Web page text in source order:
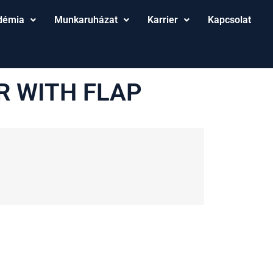
Munkaruházat Karrier Kapcsolat
WITH FLAP